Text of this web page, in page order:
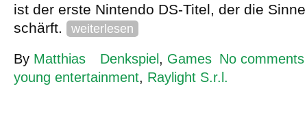
ist der erste Nintendo DS-Titel, der die
schärft.
weiterlesen
By Matthias Denkspiel , Games No comments
young entertainment, Raylight S.r.l.